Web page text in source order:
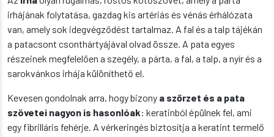
irhájának folytatása, gazdag kis artériás és vénás érhálózata
van, amely sok idegvégződést tartalmaz. A fal és a talp tájékán
a patacsont csonthártyájával olvad össze. A pata egyes
részeinek megfelelően a szegély, a párta, a fal, a talp, a nyír és a
sarokvánkos irhája különíthető el.
Kevesen gondolnak arra, hogy bizony a szőrzet és a pata
szövetei nagyon is hasonlóak: keratinból épülnek fel, ami
egy fibrilláris fehérje. A vérkeringés biztosítja a keratint termelő